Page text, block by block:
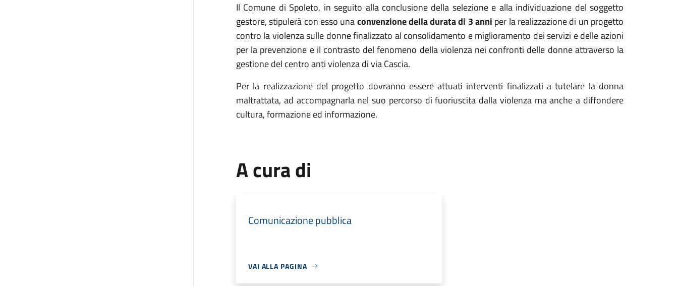
Il Comune di Spoleto, in seguito alla conclusione della selezione e alla individuazione del soggetto
gestore, stipulerà con esso unaconvenzione della durata di 3 anni per la realizzazione di un progetto
contro la violenza sulle donne finalizzato al consolidamento e miglioramento dei servizi e delle azioni
per la prevenzione e il contrasto del fenomeno della violenza nei confronti delle donne attraverso la
gestione del centro anti violenza di via Cascia.
Per la realizzazione del progetto dovranno essere attuati interventi finalizzati a tutelare la donna
maltrattata, ad accompagnarla nel suo percorso di fuoriuscita dalla violenza ma anche a diffondere
cultura, formazione ed informazione.
A cura di
Comunicazione pubblica
VAI ALLA PAGINA